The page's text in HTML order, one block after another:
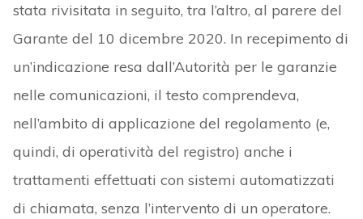
stata rivisitata in seguito, tra l’altro, al parere del
Garante del 10 dicembre 2020. In recepimento di
un’indicazione resa dall’Autorità per le garanzie
nelle comunicazioni, il testo comprendeva,
nell’ambito di applicazione del regolamento (e,
quindi, di operatività del registro) anche i
trattamenti effettuati con sistemi automatizzati
di chiamata, senza l’intervento di un operatore.